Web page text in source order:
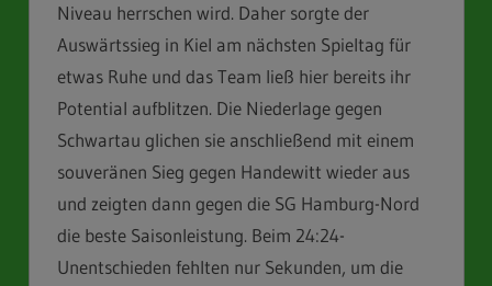
Niveau herrschen wird. Daher sorgte der
Auswärtssieg in Kiel am nächsten Spieltag für
etwas Ruhe und das Team ließ hier bereits ihr
Potential aufblitzen. Die Niederlage gegen
Schwartau glichen sie anschließend mit einem
souveränen Sieg gegen Handewitt wieder aus
und zeigten dann gegen die SG Hamburg-Nord
die beste Saisonleistung. Beim 24:24-
Unentschieden fehlten nur Sekunden, um die